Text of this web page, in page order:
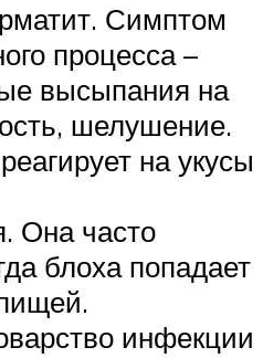
Симптом
процесса –
высыпания на
шелушение.
на укусы
Она часто
блоха попадает
инфекции